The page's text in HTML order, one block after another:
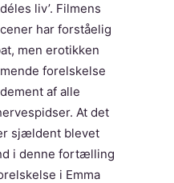
liv’. Filmens
har forståelig
men erotikken
forelskelse
af alle
At det
sjældent blevet
i denne fortælling
i Emma